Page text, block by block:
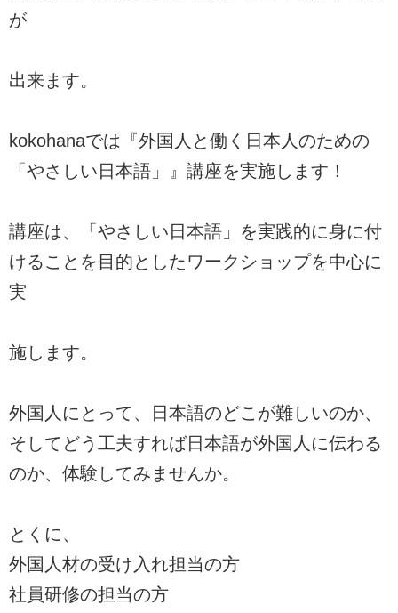
が
出来ます。
kokohanaでは『外国人と働く日本人のための
「やさしい日本語」』講座を実施します！
講座は、「やさしい日本語」を実践的に身に付
けることを目的としたワークショップを中心に
実
施します。
外国人にとって、日本語のどこが難しいのか、
そしてどう工夫すれば日本語が外国人に伝わる
のか、体験してみませんか。
とくに、
外国人材の受け入れ担当の方
社員研修の担当の方